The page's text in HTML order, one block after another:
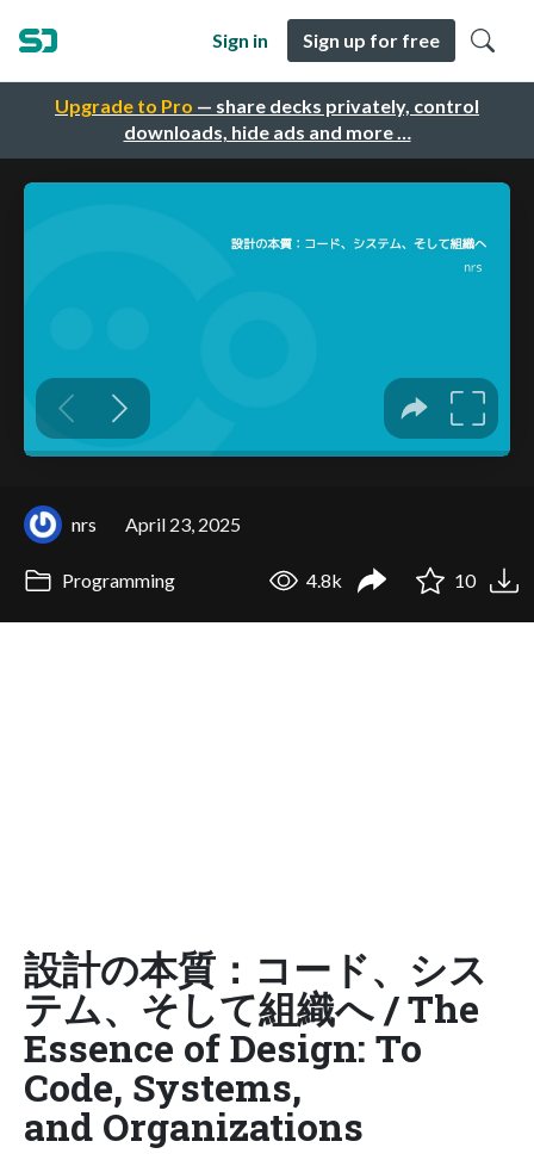
Upgrade to Pro — share decks privately, control
downloads, hide ads and more …
Sign in Sign up for free
nrs April 23, 2025
Programming 4.8k 10
設計の本質：コード、シス
テム、そして組織へ / The
Essence of Design: To
Code, Systems,
and Organizations